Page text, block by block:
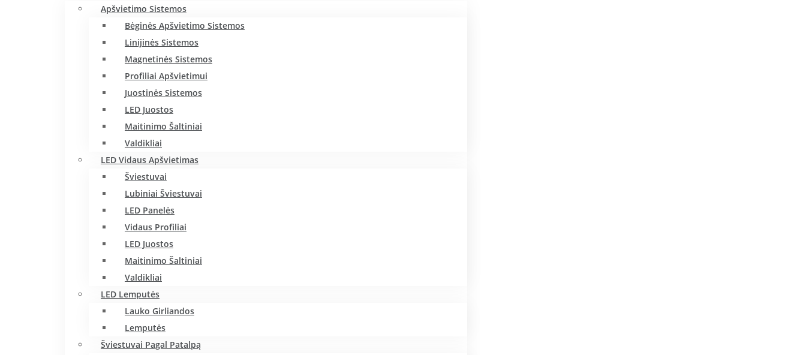
Apšvietimo Sistemos
Bėginės Apšvietimo Sistemos
Linijinės Sistemos
Magnetinės Sistemos
Profiliai Apšvietimui
Juostinės Sistemos
LED Juostos
Maitinimo Šaltiniai
Valdikliai
LED Vidaus Apšvietimas
Šviestuvai
Lubiniai Šviestuvai
LED Panelės
Vidaus Profiliai
LED Juostos
Maitinimo Šaltiniai
Valdikliai
LED Lemputės
Lauko Girliandos
Lemputės
Šviestuvai Pagal Patalpą